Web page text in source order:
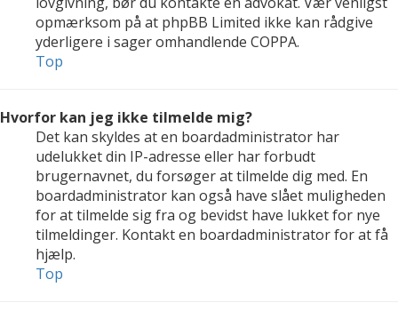
opmærksom på at phpBB Limited ikke kan rådgive
yderligere i sager omhandlende COPPA.
Top
Hvorfor kan jeg ikke tilmelde mig?
Det kan skyldes at en boardadministrator har
udelukket din IP-adresse eller har forbudt
brugernavnet, du forsøger at tilmelde dig med. En
boardadministrator kan også have slået muligheden
for at tilmelde sig fra og bevidst have lukket for nye
tilmeldinger. Kontakt en boardadministrator for at få
hjælp.
Top